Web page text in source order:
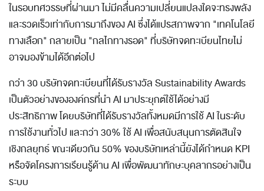
ในรอบทศวรรษที่ผ่านมา ไม่มีคลื่นความเปลี่ยนแปลงใดจะทรงพลัง
และรวดเร็วเท่ากับการมาถึงของ AI ซึ่งได้แปรสภาพจาก "เทคโนโลยี
ทางเลือก" กลายเป็น "กลไกทางรอด" ที่บริษัทจดทะเบียนไทยไม่
อาจมองข้ามได้อีกต่อไป
กว่า 30 บริษัทจดทะเบียนที่ได้รับรางวัล Sustainability Awards
เป็นตัวอย่างขององค์กรที่นำ AI มาประยุกต์ใช้ได้อย่างมี
ประสิทธิภาพ โดยบริษัทที่ได้รับรางวัลทั้งหมดมีการใช้ AI ในระดับ
การใช้งานทั่วไป และกว่า 30% ใช้ AI เพื่อสนับสนุนการตัดสินใจ
เชิงกลยุทธ์ ขณะเดียวกัน 50% ของบริษัทเหล่านี้ยังได้กำหนด KPI
หรือจัดโครงการเรียนรู้ด้าน AI เพื่อพัฒนาทักษะบุคลากรอย่างเป็น
ระบบ